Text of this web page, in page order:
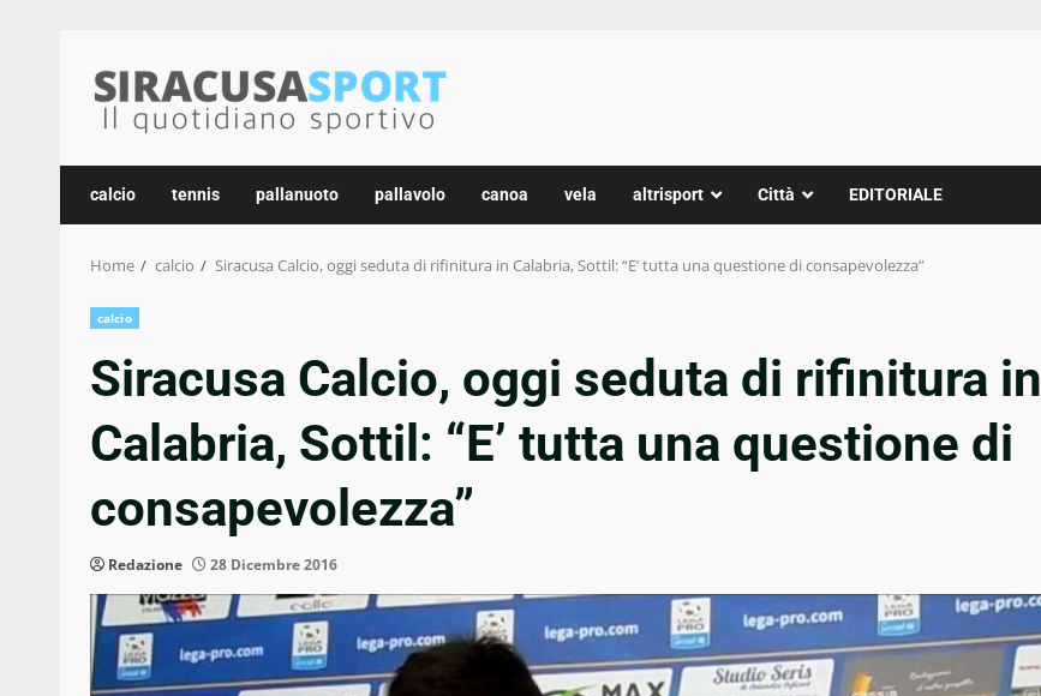
content
calcio tennis pallanuoto pallavolo canoa vela altrisport Città EDITORIALE
Home calcio Siracusa Calcio, oggi seduta di rifinitura in Calabria, Sottil: “E’ tutta una questione di consapevolezza”
calcio
Siracusa Calcio, oggi seduta di rifinitura in
Calabria, Sottil: “E’ tutta una questione di
consapevolezza”
Redazione 28 Dicembre 2016